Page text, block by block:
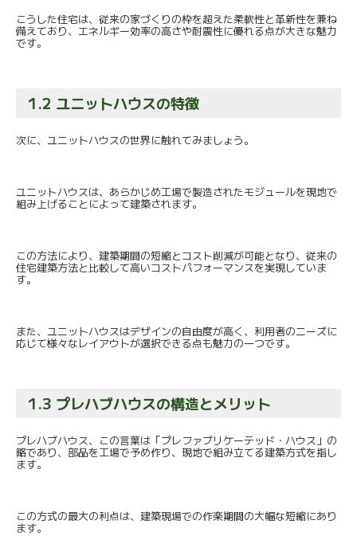
こうした住宅は、 従来の家づくりの枠を超えた柔軟性と革新性を兼ね
備えており、 エネルギー効率の高さや耐震性に優れる点が大きな魅力
です。
1.2 ユニットハウスの特徴
次に、ユニットハウスの世界に触れてみましょう。
ユニットハウスは、 あらかじめ工場で製造されたモジュールを現地で
組み上げることによって建築されます。
この方法により、建築期間の短縮とコスト削減が可能となり、 従来の
住宅建築方法と比較して高いコストパフォーマンスを実現していま
す。
また、ユニットハウスはデザインの自由度が高く、 利用者のニーズに
応じて様々なレイアウトが選択できる点も魅力の一つです。
1.3 プレハブハウスの構造とメリット
プレハブハウス、この言葉は「プレファブリケーテッド・ハウス」 の
略であり、部品を工場で予め作り、 現地で組み立てる建築方式を指し
ます。
この方式の最大の利点は、 建築現場での作楽期間の大幅な短縮にあり
ます。